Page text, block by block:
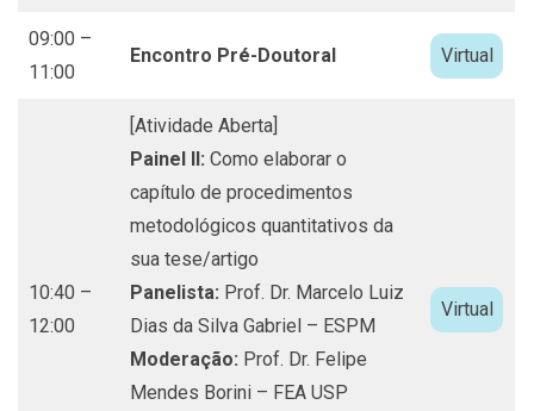
09:00 –
11:00
Encontro Pré-Doutoral Virtual
10:40 –
12:00
[Atividade Aberta]
Painel II: Como elaborar o
capítulo de procedimentos
metodológicos quantitativos da
sua tese/artigo
Panelista: Prof. Dr. Marcelo Luiz
Dias da Silva Gabriel – ESPM
Moderação: Prof. Dr. Felipe
Mendes Borini – FEA USP
Virtual